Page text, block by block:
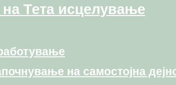
Тета исцелување
на самостојна